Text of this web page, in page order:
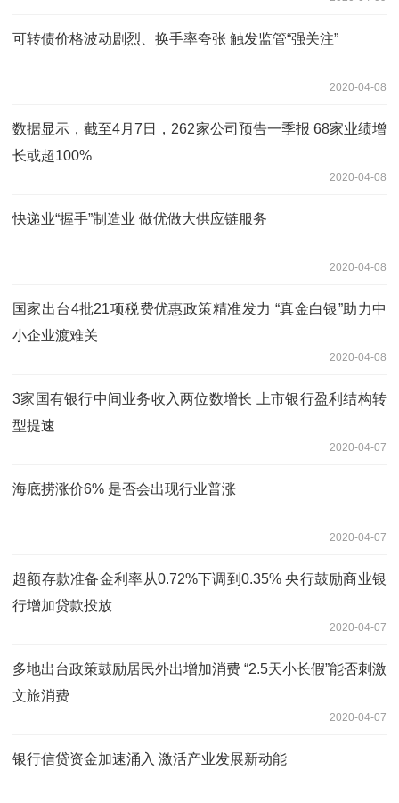
可转债价格波动剧烈、换手率夸张 触发监管“强关注”
2020-04-08
数据显示，截至4月7日，262家公司预告一季报 68家业绩增
长或超100%
2020-04-08
快递业“握手”制造业 做优做大供应链服务
2020-04-08
国家出台4批21项税费优惠政策精准发力 “真金白银”助力中
小企业渡难关
2020-04-08
3家国有银行中间业务收入两位数增长 上市银行盈利结构转
型提速
2020-04-07
海底捞涨价6% 是否会出现行业普涨
2020-04-07
超额存款准备金利率从0.72%下调到0.35% 央行鼓励商业银
行增加贷款投放
2020-04-07
多地出台政策鼓励居民外出增加消费 “2.5天小长假”能否刺激
文旅消费
2020-04-07
银行信贷资金加速涌入 激活产业发展新动能